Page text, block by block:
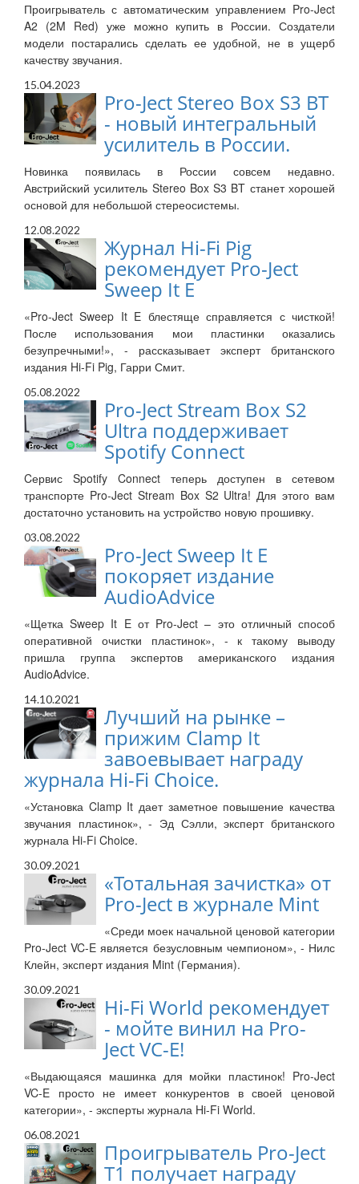
Проигрыватель с автоматическим управлением Pro-Ject
A2 (2M Red) уже можно купить в России. Создатели
модели постарались сделать ее удобной, не в ущерб
качеству звучания.
15.04.2023
Pro-Ject Stereo Box S3 BT
- новый интегральный
усилитель в России.
Новинка появилась в России совсем недавно.
Австрийский усилитель Stereo Box S3 BT станет хорошей
основой для небольшой стереосистемы.
12.08.2022
Журнал Hi-Fi Pig
рекомендует Pro-Ject
Sweep It E
«Pro-Ject Sweep It E блестяще справляется с чисткой!
После использования мои пластинки оказались
безупречными!», - рассказывает эксперт британского
издания Hi-Fi Pig, Гарри Смит.
05.08.2022
Pro-Ject Stream Box S2
Ultra поддерживает
Spotify Connect
Cервис Spotify Connect теперь доступен в сетевом
транспорте Pro-Ject Stream Box S2 Ultra! Для этого вам
достаточно установить на устройство новую прошивку.
03.08.2022
Pro-Ject Sweep It E
покоряет издание
AudioAdvice
«Щетка Sweep It E от Pro-Ject – это отличный способ
оперативной очистки пластинок», - к такому выводу
пришла группа экспертов американского издания
AudioAdvice.
14.10.2021
Лучший на рынке –
прижим Clamp It
завоевывает награду
журнала Hi-Fi Choice.
«Установка Clamp It дает заметное повышение качества
звучания пластинок», - Эд Сэлли, эксперт британского
журнала Hi-Fi Choice.
30.09.2021
«Тотальная зачистка» от
Pro-Ject в журнале Mint
«Среди моек начальной ценовой категории
Pro-Ject VC-E является безусловным чемпионом», - Нилс
Клейн, эксперт издания Mint (Германия).
30.09.2021
Hi-Fi World рекомендует
- мойте винил на Pro-
Ject VC-E!
«Выдающаяся машинка для мойки пластинок! Pro-Ject
VC-E просто не имеет конкурентов в своей ценовой
категории», - эксперты журнала Hi-Fi World.
06.08.2021
Проигрыватель Pro-Ject
T1 получает награду